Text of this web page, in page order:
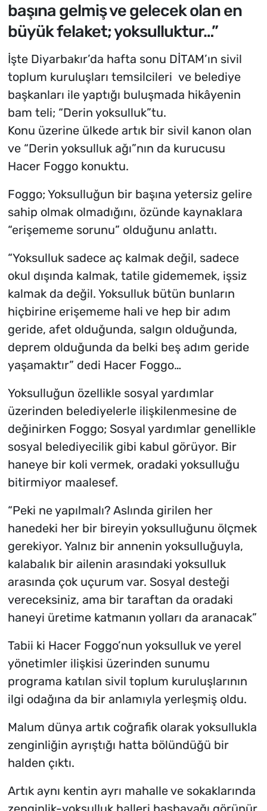
başına gelmiş ve gelecek olan en
büyük felaket; yoksulluktur…”
İşte Diyarbakır’da hafta sonu DİTAM’ın sivil
toplum kuruluşları temsilcileri ve belediye
başkanları ile yaptığı buluşmada hikâyenin
bam teli; “Derin yoksulluk”tu.
Konu üzerine ülkede artık bir sivil kanon olan
ve “Derin yoksulluk ağı”nın da kurucusu
Hacer Foggo konuktu.
Foggo; Yoksulluğun bir başına yetersiz gelire
sahip olmak olmadığını, özünde kaynaklara
“erişememe sorunu” olduğunu anlattı.
“Yoksulluk sadece aç kalmak değil, sadece
okul dışında kalmak, tatile gidememek, işsiz
kalmak da değil. Yoksulluk bütün bunların
hiçbirine erişememe hali ve hep bir adım
geride, afet olduğunda, salgın olduğunda,
deprem olduğunda da belki beş adım geride
yaşamaktır” dedi Hacer Foggo…
Yoksulluğun özellikle sosyal yardımlar
üzerinden belediyelerle ilişkilenmesine de
değinirken Foggo; Sosyal yardımlar genellikle
sosyal belediyecilik gibi kabul görüyor. Bir
haneye bir koli vermek, oradaki yoksulluğu
bitirmiyor maalesef.
“Peki ne yapılmalı? Aslında girilen her
hanedeki her bir bireyin yoksulluğunu ölçmek
gerekiyor. Yalnız bir annenin yoksulluğuyla,
kalabalık bir ailenin arasındaki yoksulluk
arasında çok uçurum var. Sosyal desteği
vereceksiniz, ama bir taraftan da oradaki
haneyi üretime katmanın yolları da aranacak”
Tabii ki Hacer Foggo’nun yoksulluk ve yerel
yönetimler ilişkisi üzerinden sunumu
programa katılan sivil toplum kuruluşlarının
ilgi odağına da bir anlamıyla yerleşmiş oldu.
Malum dünya artık coğrafik olarak yoksullukla
zenginliğin ayrıştığı hatta bölündüğü bir
halden çıktı.
Artık aynı kentin ayrı mahalle ve sokaklarında